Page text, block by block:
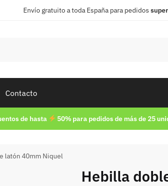
Envío gratuito a toda España para pedidos
Contacto
de hasta 50% para pedidos de más de 25
latón 40mm Niquel
Hebilla